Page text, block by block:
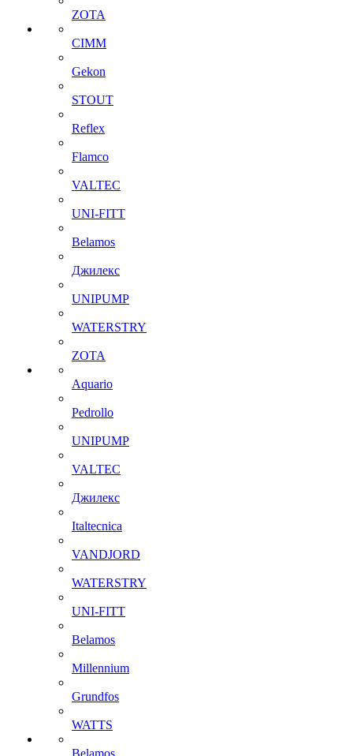
ZOTA
CIMM
Gekon
STOUT
Reflex
Flamco
VALTEC
UNI-FITT
Belamos
Джилекс
UNIPUMP
WATERSTRY
ZOTA
Aquario
Pedrollo
UNIPUMP
VALTEC
Джилекс
Italtecnica
VANDJORD
WATERSTRY
UNI-FITT
Belamos
Millennium
Grundfos
WATTS
Belamos